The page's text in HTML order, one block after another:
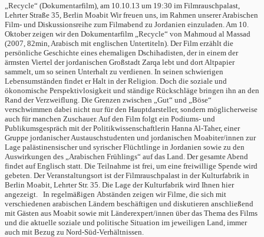
„Recycle“ (Dokumentarfilm), am 10.10.13 um 19:30 im Filmrauschpalast,
Lehrter Straße 35, Berlin Moabit Wir freuen uns, im Rahmen unserer Arabischen
Film- und Diskussionsreihe zum Filmabend zu Jordanien einzuladen. Am 10.
Oktober zeigen wir den Dokumentarfilm „Recycle“ von Mahmoud al Massad
(2007, 82min, Arabisch mit englischen Untertiteln). Der Film erzählt die
persönliche Geschichte eines ehemaligen Dschihadisten, der in einem der
ärmsten Viertel der jordanischen Großstadt Zarqa lebt und dort Altpapier
sammelt, um so seinen Unterhalt zu verdienen. In seinen schwierigen
Lebensumständen findet er Halt in der Religion. Doch die soziale und
ökonomische Perspektivlosigkeit und ständige Rückschläge bringen ihn an den
Rand der Verzweiflung. Die Grenzen zwischen „Gut“ und „Böse“
verschwimmen dabei nicht nur für den Hauptdarsteller, sondern möglicherweise
auch für manchen Zuschauer. Auf den Film folgt ein Podiums- und
Publikumsgespräch mit der Politikwissenschaftlerin Hanna Al-Taher, einer
Gruppe jordanischer Austauschstudenten und jordanischen Moabiter/innen zur
Lage palästinensischer und syrischer Flüchtlinge in Jordanien sowie zu den
Auswirkungen des „Arabischen Frühlings“ auf das Land. Der gesamte Abend
findet auf Englisch statt. Die Teilnahme ist frei, um eine freiwillige Spende wird
gebeten. Der Veranstaltungsort ist der Filmrauschpalast in der Kulturfabrik in
Berlin Moabit, Lehrter Str. 35. Die Lage der Kulturfabrik wird Ihnen hier
angezeigt. In regelmäßigen Abständen zeigen wir Filme, die sich mit
verschiedenen arabischen Ländern beschäftigen und diskutieren anschließend
mit Gästen aus Moabit sowie mit Länderexpert/innen über das Thema des Films
und die aktuelle soziale und politische Situation im jeweiligen Land, immer
auch mit Bezug zu Nord-Süd-Verhältnissen.